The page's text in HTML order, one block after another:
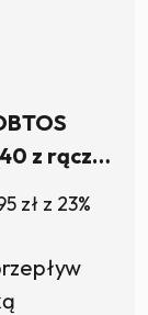
z rączką
zł z 23%